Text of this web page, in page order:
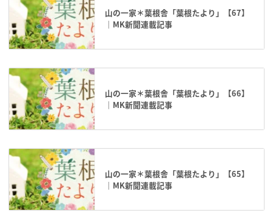
山の一家＊葉根舎「葉根たより」【67】
｜MK新聞連載記事
山の一家＊葉根舎「葉根たより」【66】
｜MK新聞連載記事
山の一家＊葉根舎「葉根たより」【65】
｜MK新聞連載記事